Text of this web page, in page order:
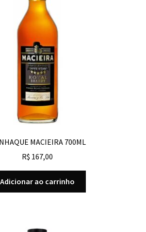
MACIEIRA 700ML
R$ 167,00
Adicionar ao carrinho